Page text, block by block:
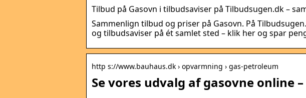
Tilbud på Gasovn i tilbudsaviser på Tilbudsugen.dk –
Sammenlign tilbud og priser på Gasovn. På
og tilbudsaviser på ét samlet sted – klik her og spar
http s://www.bauhaus.dk › opvarmning › gas-petroleum
Se vores udvalg af gasovne online